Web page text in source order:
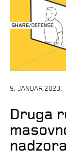
9. JANUAR 2023.
Druga